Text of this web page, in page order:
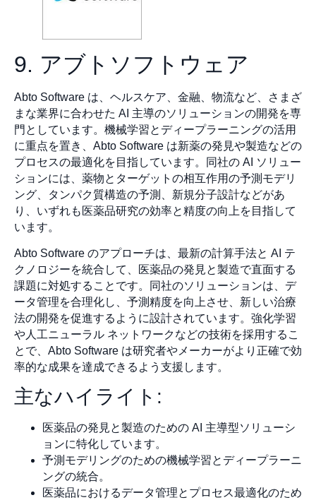
9. アブトソフトウェア
Abto Software は、ヘルスケア、金融、物流など、さまざ
まな業界に合わせた AI 主導のソリューションの開発を専
門としています。機械学習とディープラーニングの活用
に重点を置き、Abto Software は新薬の発見や製造などの
プロセスの最適化を目指しています。同社の AI ソリュー
ションには、薬物とターゲットの相互作用の予測モデリ
ング、タンパク質構造の予測、新規分子設計などがあ
り、いずれも医薬品研究の効率と精度の向上を目指して
います。
Abto Software のアプローチは、最新の計算手法と AI テ
クノロジーを統合して、医薬品の発見と製造で直面する
課題に対処することです。同社のソリューションは、デ
ータ管理を合理化し、予測精度を向上させ、新しい治療
法の開発を促進するように設計されています。強化学習
や人工ニューラル ネットワークなどの技術を採用するこ
とで、Abto Software は研究者やメーカーがより正確で効
率的な成果を達成できるよう支援します。
主なハイライト:
医薬品の発見と製造のための AI 主導型ソリューシ
ョンに特化しています。
予測モデリングのための機械学習とディープラーニ
ングの統合。
医薬品におけるデータ管理とプロセス最適化のため